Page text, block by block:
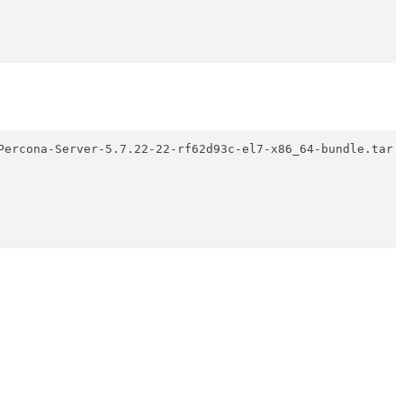
Percona-Server-5.7.22-22-rf62d93c-el7-x86_64-